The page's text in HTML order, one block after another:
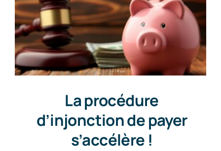
La procédure
d’injonction de payer
s’accélère !